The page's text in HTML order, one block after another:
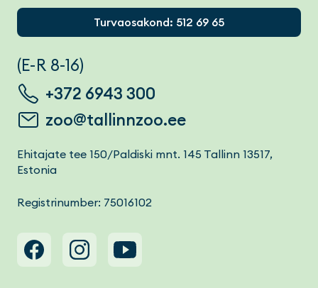
Turvaosakond: 512 69 65
(E-R 8-16)
+372 6943 300
zoo@tallinnzoo.ee
Ehitajate tee 150/Paldiski mnt. 145 Tallinn 13517,
Estonia
Registrinumber: 75016102